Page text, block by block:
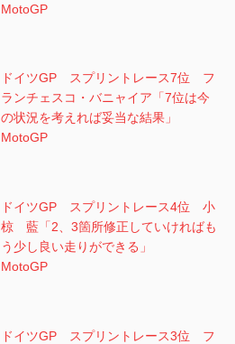
MotoGP
ドイツGP スプリントレース7位 フ
ランチェスコ・バニャイア「7位は今
の状況を考えれば妥当な結果」
MotoGP
ドイツGP スプリントレース4位 小
椋 藍「2、3箇所修正していければも
う少し良い走りができる」
MotoGP
ドイツGP スプリントレース3位 フ